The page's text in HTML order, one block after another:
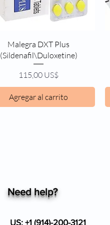
Vista rápida
Malegra DXT Plus
(Sildenafil\Duloxetine)
Precio
115,00 US$
Agregar al carrito
Need help?
US: +1 (914)-200-3121